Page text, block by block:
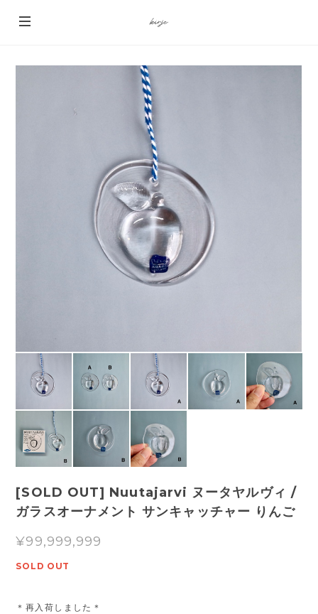
[SOLD OUT] Nuutajarvi ヌータヤルヴィ /
ガラスオーナメント サンキャッチャー りんご
¥99,999,999
SOLD OUT
＊再入荷しました＊